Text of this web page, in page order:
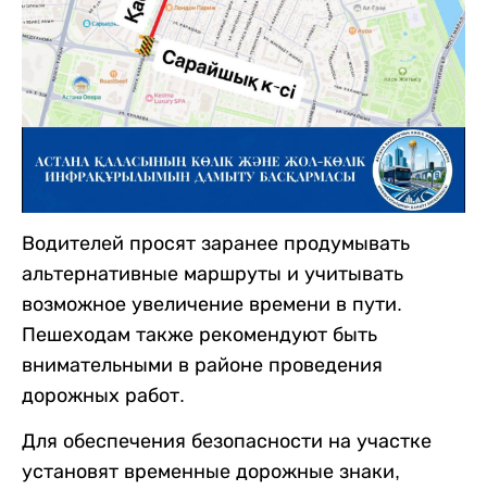
Водителей просят заранее продумывать
альтернативные маршруты и учитывать
возможное увеличение времени в пути.
Пешеходам также рекомендуют быть
внимательными в районе проведения
дорожных работ.
Для обеспечения безопасности на участке
установят временные дорожные знаки,